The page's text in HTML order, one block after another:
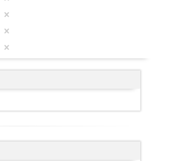
Severin